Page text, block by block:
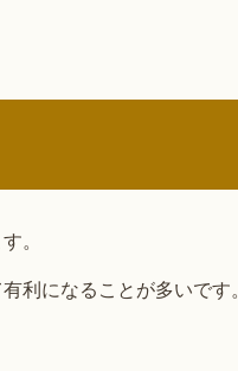
。
利になることが多いです。